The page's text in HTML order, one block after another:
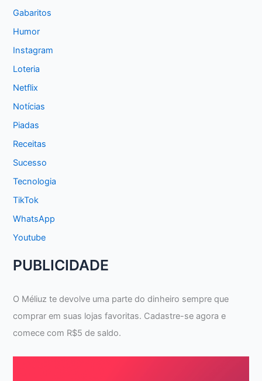
Gabaritos
Humor
Instagram
Loteria
Netflix
Notícias
Piadas
Receitas
Sucesso
Tecnologia
TikTok
WhatsApp
Youtube
PUBLICIDADE
O Méliuz te devolve uma parte do dinheiro sempre que
comprar em suas lojas favoritas. Cadastre-se agora e
comece com R$5 de saldo.